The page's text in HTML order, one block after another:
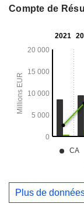
Compte de
Plus de